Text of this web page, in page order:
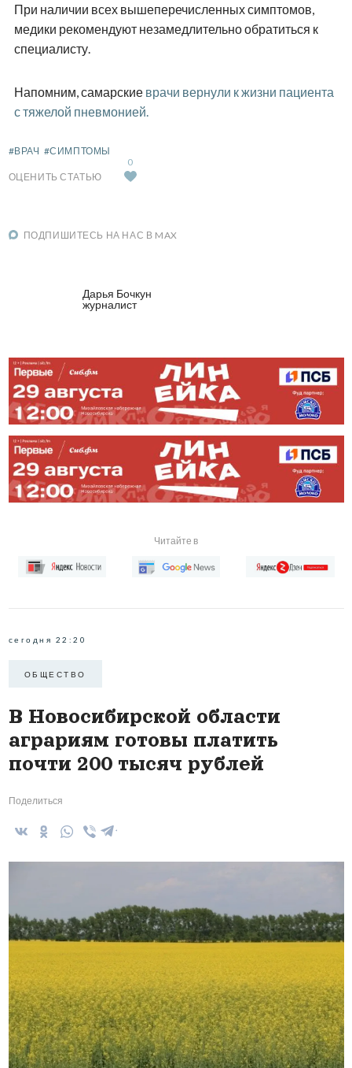
При наличии всех вышеперечисленных симптомов,
медики рекомендуют незамедлительно обратиться к
специалисту.
Напомним, самарские врачи вернули к жизни пациента
с тяжелой пневмонией.
#ВРАЧ #СИМПТОМЫ
ОЦЕНИТЬ СТАТЬЮ
0
ПОДПИШИТЕСЬ НА НАС В MAX
Дарья Бочкун
журналист
Читайте в
сегодня 22:20
ОБЩЕСТВО
В Новосибирской области
аграриям готовы платить
почти 200 тысяч рублей
Поделиться